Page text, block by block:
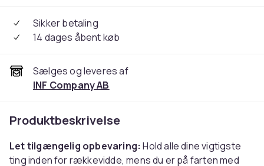
Sikker betaling
14 dages åbent køb
Sælges og leveres af
INF Company AB
Produktbeskrivelse
Let tilgængelig opbevaring: Hold alle dine vigtigste
ting inden for rækkevidde, mens du er på farten med